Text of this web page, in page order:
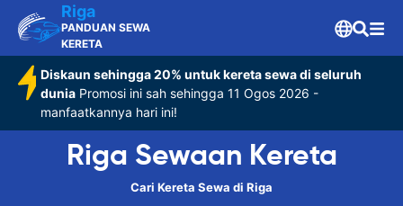
Riga
PANDUAN SEWA
KERETA
Diskaun sehingga 20% untuk kereta sewa di seluruh
dunia Promosi ini sah sehingga 11 Ogos 2026 -
manfaatkannya hari ini!
Riga Sewaan Kereta
Cari Kereta Sewa di Riga